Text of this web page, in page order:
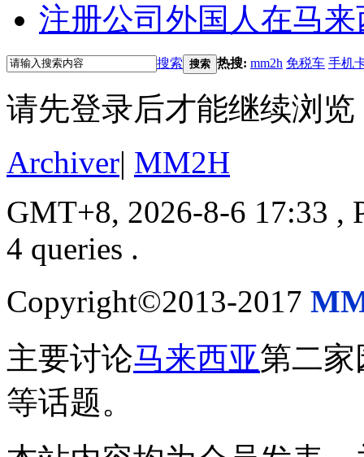
注册公司 外国人在马
搜索 搜索 热搜: mm2h 免税车 手机
请先登录后才能继续浏览
Archiver| MM2H
GMT+8, 2026-8-6 17:33 ,
4 queries .
Copyright©2013-2017
主要讨论马来西亚第二
等话题。